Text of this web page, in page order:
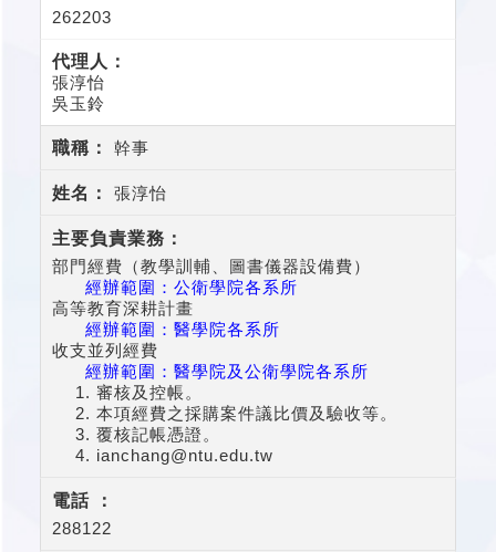
262203
張淳怡
吳玉鈴
幹事
張淳怡
部門經費（教學訓輔、圖書儀器設備費）
經辦範圍：公衛學院各系所
高等教育深耕計畫
經辦範圍：醫學院各系所
收支並列經費
經辦範圍：醫學院及公衛學院各系所
審核及控帳。
本項經費之採購案件議比價及驗收等。
覆核記帳憑證。
ianchang@ntu.edu.tw
288122